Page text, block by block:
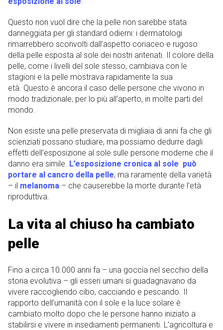
Questo non vuol dire che la pelle non sarebbe stata
danneggiata per gli standard odierni: i dermatologi
rimarrebbero sconvolti dall’aspetto coriaceo e rugoso
della pelle esposta al sole dei nostri antenati. Il colore della
pelle, come i livelli del sole stesso, cambiava con le
stagioni e la pelle mostrava rapidamente la sua
età. Questo è ancora il caso delle persone che vivono in
modo tradizionale, per lo più all’aperto, in molte parti del
mondo.
Non esiste una pelle preservata di migliaia di anni fa che gli
scienziati possano studiare, ma possiamo dedurre dagli
effetti dell’esposizione al sole sulle persone moderne che il
danno era simile. L’esposizione cronica al sole può
portare al cancro della pelle, ma raramente della varietà
– il melanoma – che causerebbe la morte durante l’età
riproduttiva.
La vita al chiuso ha cambiato
pelle
Fino a circa 10.000 anni fa – una goccia nel secchio della
storia evolutiva – gli esseri umani si guadagnavano da
vivere raccogliendo cibo, cacciando e pescando. Il
rapporto dell’umanità con il sole e la luce solare è
cambiato molto dopo che le persone hanno iniziato a
stabilirsi e vivere in insediamenti permanenti. L’agricoltura e